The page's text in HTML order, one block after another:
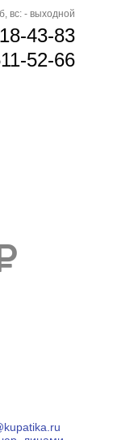
вс: - выходной
43-83
52-66